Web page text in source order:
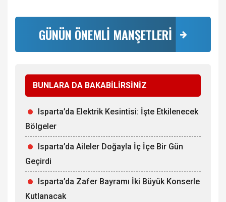
GÜNÜN ÖNEMLİ MANŞETLERİ
BUNLARA DA BAKABİLİRSİNİZ
Isparta’da Elektrik Kesintisi: İşte Etkilenecek
Bölgeler
Isparta’da Aileler Doğayla İç İçe Bir Gün
Geçirdi
Isparta’da Zafer Bayramı İki Büyük Konserle
Kutlanacak